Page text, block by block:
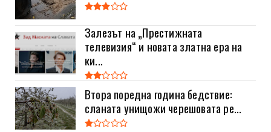
Залезът на „Престижната
телевизия“ и новата златна ера на
ки...
Втора поредна година бедствие:
сланата унищожи черешовата ре...